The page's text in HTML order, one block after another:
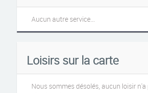
Aucun autre service...
Loisirs sur la carte
Nous sommes désolés, aucun loisir n'a